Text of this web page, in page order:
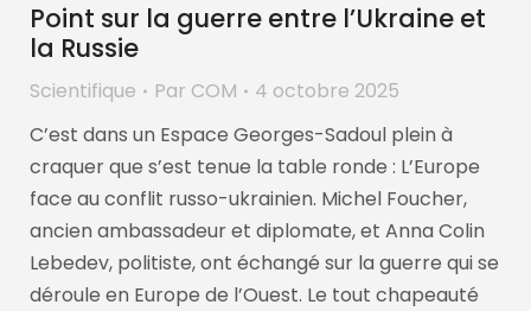
Point sur la guerre entre l’Ukraine et
la Russie
Scientifique Par COM
4 octobre 2025
C’est dans un Espace Georges-Sadoul plein à
craquer que s’est tenue la table ronde : L’Europe
face au conflit russo-ukrainien. Michel Foucher,
ancien ambassadeur et diplomate, et Anna Colin
Lebedev, politiste, ont échangé sur la guerre qui se
déroule en Europe de l’Ouest. Le tout chapeauté